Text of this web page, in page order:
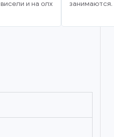
и на олх
занимаются.